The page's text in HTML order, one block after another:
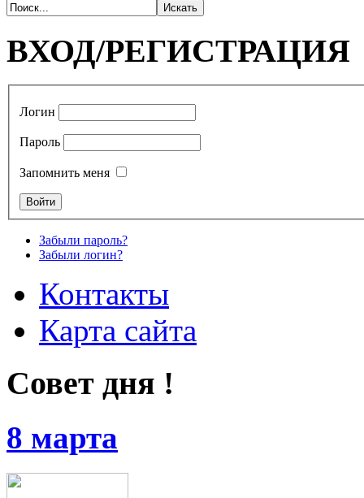
ВХОД/РЕГИСТРАЦИЯ
Логин
Пароль
Запомнить меня
Забыли пароль?
Забыли логин?
Контакты
Карта сайта
Совет дня !
8 марта